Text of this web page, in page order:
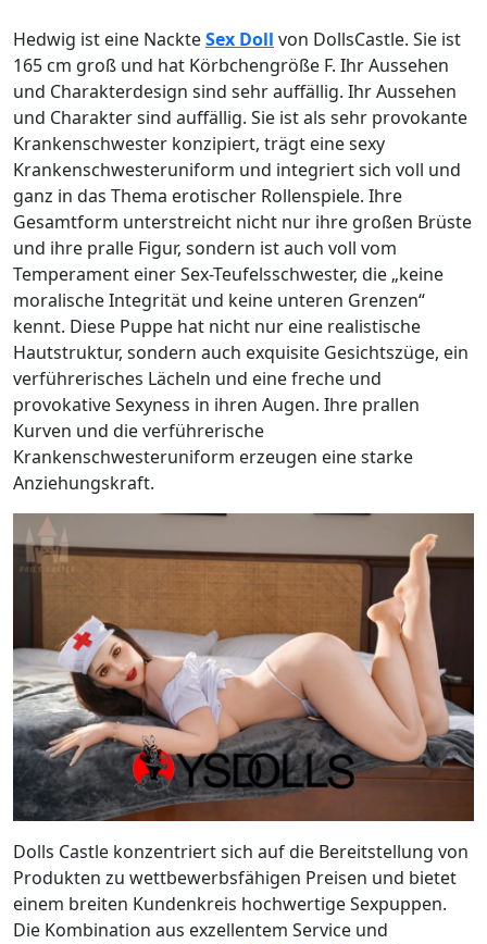
Hedwig ist eine NackteSex Doll von DollsCastle. Sie ist
165 cm groß und hat Körbchengröße F. Ihr Aussehen
und Charakterdesign sind sehr auffällig. Ihr Aussehen
und Charakter sind auffällig. Sie ist als sehr provokante
Krankenschwester konzipiert, trägt eine sexy
Krankenschwesteruniform und integriert sich voll und
ganz in das Thema erotischer Rollenspiele. Ihre
Gesamtform unterstreicht nicht nur ihre großen Brüste
und ihre pralle Figur, sondern ist auch voll vom
Temperament einer Sex-Teufelsschwester, die „keine
moralische Integrität und keine unteren Grenzen“
kennt. Diese Puppe hat nicht nur eine realistische
Hautstruktur, sondern auch exquisite Gesichtszüge, ein
verführerisches Lächeln und eine freche und
provokative Sexyness in ihren Augen. Ihre prallen
Kurven und die verführerische
Krankenschwesteruniform erzeugen eine starke
Anziehungskraft.
Dolls Castle konzentriert sich auf die Bereitstellung von
Produkten zu wettbewerbsfähigen Preisen und bietet
einem breiten Kundenkreis hochwertige Sexpuppen.
Die Kombination aus exzellentem Service und